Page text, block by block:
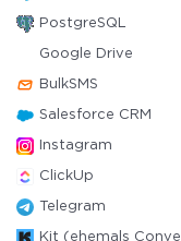
PostgreSQL
Google Drive
BulkSMS
Salesforce CRM
Instagram
ClickUp
Telegram
Kit (ehemals